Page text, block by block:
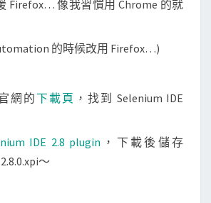
i
Firefox… 像我習慣用 Chrome 的就
的時候改用 Firefox…)
網的下載頁 ，找到 Selenium IDE
IDE 2.8 plugin ，下載後儲存
～